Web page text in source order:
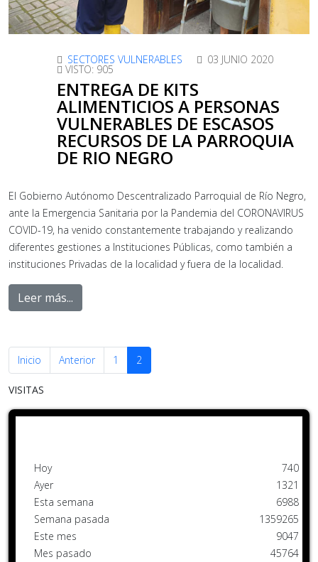
SECTORES VULNERABLES 03 JUNIO 2020
VISTO: 905
ENTREGA DE KITS
ALIMENTICIOS A PERSONAS
VULNERABLES DE ESCASOS
RECURSOS DE LA PARROQUIA
DE RIO NEGRO
El Gobierno Autónomo Descentralizado Parroquial de Río Negro,
ante la Emergencia Sanitaria por la Pandemia del CORONAVIRUS
COVID-19, ha venido constantemente trabajando y realizando
diferentes gestiones a Instituciones Públicas, como también a
instituciones Privadas de la localidad y fuera de la localidad.
Leer más...
Inicio Anterior 1 2
VISITAS
Hoy
Ayer
Esta semana
Semana pasada
Este mes
Mes pasado
740
1321
6988
1359265
9047
45764